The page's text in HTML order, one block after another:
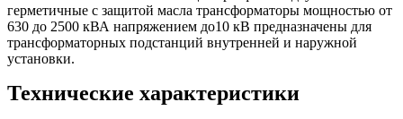
герметичные с защитой масла трансформаторы мощностью от
630 до 2500 кВА напряжением до10 кВ предназначены для
трансформаторных подстанций внутренней и наружной
установки.
Технические характеристики